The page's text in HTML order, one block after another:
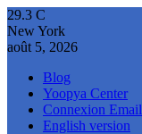
29.3 C
New York
août 5, 2026
Blog
Yoopya Center
Connexion Email
English version